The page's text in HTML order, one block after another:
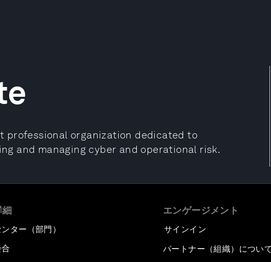
professional organization dedicated to
and managing cyber and operational risk.
細
ター（部門）
エンゲージメント
サインイン
パートナー（組織）について